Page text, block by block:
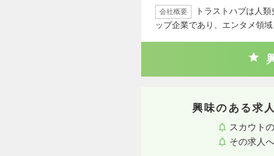
会社概要
トラストハブは人
ップ企業であり、エンタメ領
興味のある求
スカウト
その求人